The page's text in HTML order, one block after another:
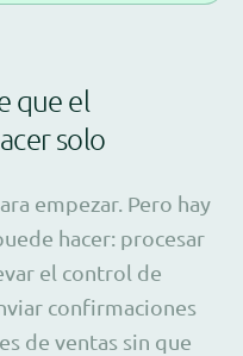
que el
solo
empezar. Pero hay
hacer: procesar
el control de
confirmaciones
de ventas sin que